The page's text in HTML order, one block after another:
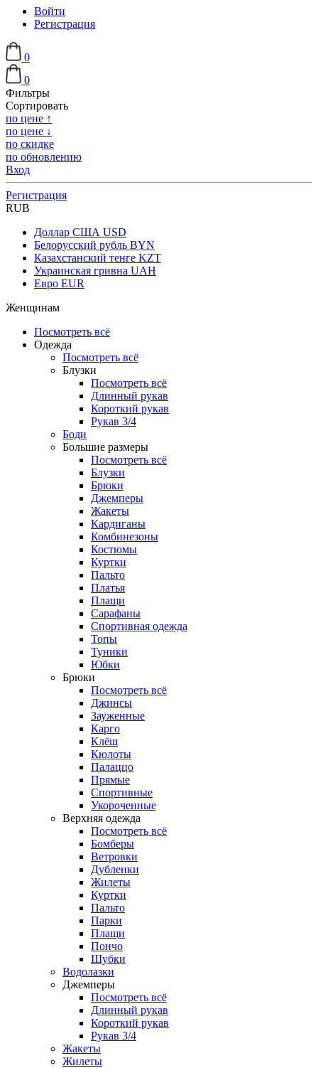
Войти
Регистрация
0
0
Фильтры
Сортировать
по цене ↑
по цене ↓
по скидке
по обновлению
Вход
Регистрация
RUB
Доллар США USD
Белорусский рубль BYN
Казахстанский тенге KZT
Украинская гривна UAH
Евро EUR
Женщинам
Посмотреть всё
Одежда
Посмотреть всё
Блузки
Посмотреть всё
Длинный рукав
Короткий рукав
Рукав 3/4
Боди
Большие размеры
Посмотреть всё
Блузки
Брюки
Джемперы
Жакеты
Кардиганы
Комбинезоны
Костюмы
Куртки
Пальто
Платья
Плащи
Сарафаны
Спортивная одежда
Топы
Туники
Юбки
Брюки
Посмотреть всё
Джинсы
Зауженные
Карго
Клёш
Кюлоты
Палаццо
Прямые
Спортивные
Укороченные
Верхняя одежда
Посмотреть всё
Бомберы
Ветровки
Дубленки
Жилеты
Куртки
Пальто
Парки
Плащи
Пончо
Шубки
Водолазки
Джемперы
Посмотреть всё
Длинный рукав
Короткий рукав
Рукав 3/4
Жакеты
Жилеты